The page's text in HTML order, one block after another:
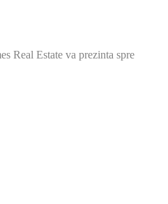
Real Estate va prezinta spre